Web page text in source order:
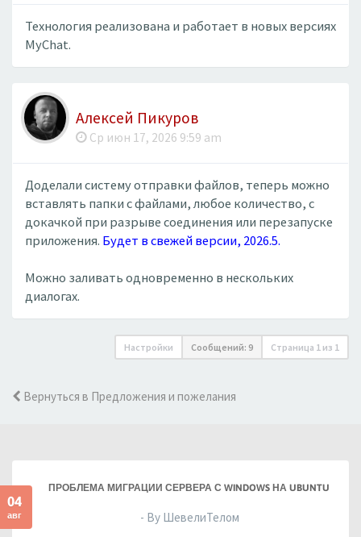
Технология реализована и работает в новых версиях
MyChat.
Алексей Пикуров
Ср июн 17, 2026 9:59 am
Доделали систему отправки файлов, теперь можно
вставлять папки с файлами, любое количество, с
докачкой при разрыве соединения или перезапуске
приложения. Будет в свежей версии, 2026.5.
Можно заливать одновременно в нескольких
диалогах.
Настройки Сообщений: 9 Страница 1 из 1
Вернуться в Предложения и пожелания
04
авг
ПРОБЛЕМА МИГРАЦИИ СЕРВЕРА С WINDOWS НА UBUNTU
- By ШевелиТелом